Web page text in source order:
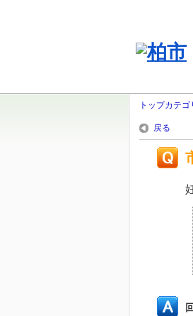
トップカテゴ
戻る